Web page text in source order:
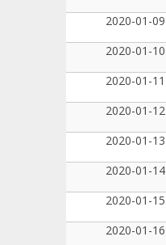
2020-01-09
2020-01-10
2020-01-11
2020-01-12
2020-01-13
2020-01-14
2020-01-15
2020-01-16